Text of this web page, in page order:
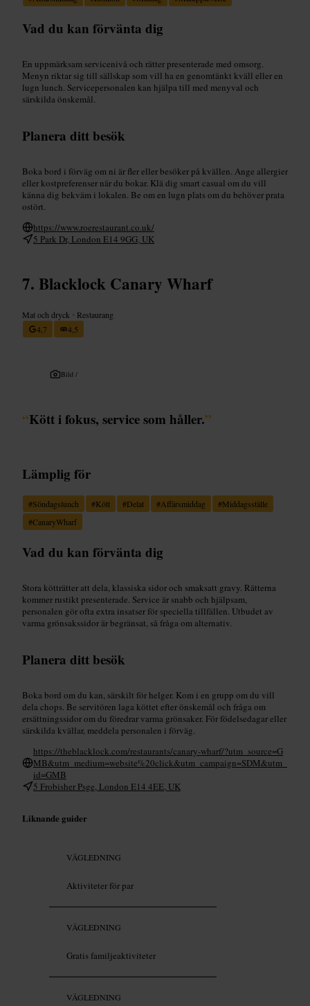
Vad du kan förvänta dig
En uppmärksam servicenivå och rätter presenterade med omsorg.
Menyn riktar sig till sällskap som vill ha en genomtänkt kväll eller en
lugn lunch. Servicepersonalen kan hjälpa till med menyval och
särskilda önskemål.
Planera ditt besök
Boka bord i förväg om ni är fler eller besöker på kvällen. Ange allergier
eller kostpreferenser när du bokar. Klä dig smart casual om du vill
känna dig bekväm i lokalen. Be om en lugn plats om du behöver prata
ostört.
https://www.roerestaurant.co.uk/
5 Park Dr, London E14 9GG, UK
Blacklock Canary Wharf
Mat och dryck • Restaurang
4,7
4,5
Bild /
“Kött i fokus, service som håller.”
Lämplig för
#Söndagslunch #Kött #Delat #Affärsmiddag #Middagsställe
#CanaryWharf
Vad du kan förvänta dig
Stora kötträtter att dela, klassiska sidor och smaksatt gravy. Rätterna
kommer rustikt presenterade. Service är snabb och hjälpsam,
personalen gör ofta extra insatser för speciella tillfällen. Utbudet av
varma grönsakssidor är begränsat, så fråga om alternativ.
Planera ditt besök
Boka bord om du kan, särskilt för helger. Kom i en grupp om du vill
dela chops. Be servitören laga köttet efter önskemål och fråga om
ersättningssidor om du föredrar varma grönsaker. För födelsedagar eller
särskilda kvällar, meddela personalen i förväg.
https://theblacklock.com/restaurants/canary-wharf/?utm_source=G
MB&utm_medium=website%20click&utm_campaign=SDM&utm_
id=GMB
5 Frobisher Psge, London E14 4EE, UK
Liknande guider
VÄGLEDNING
Aktiviteter för par
VÄGLEDNING
Gratis familjeaktiviteter
VÄGLEDNING